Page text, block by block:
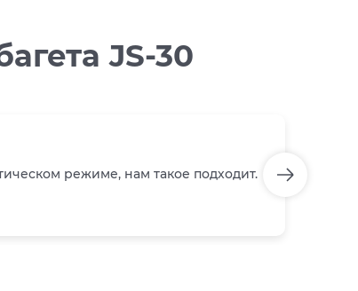
JS-30
режиме, нам такое подходит.